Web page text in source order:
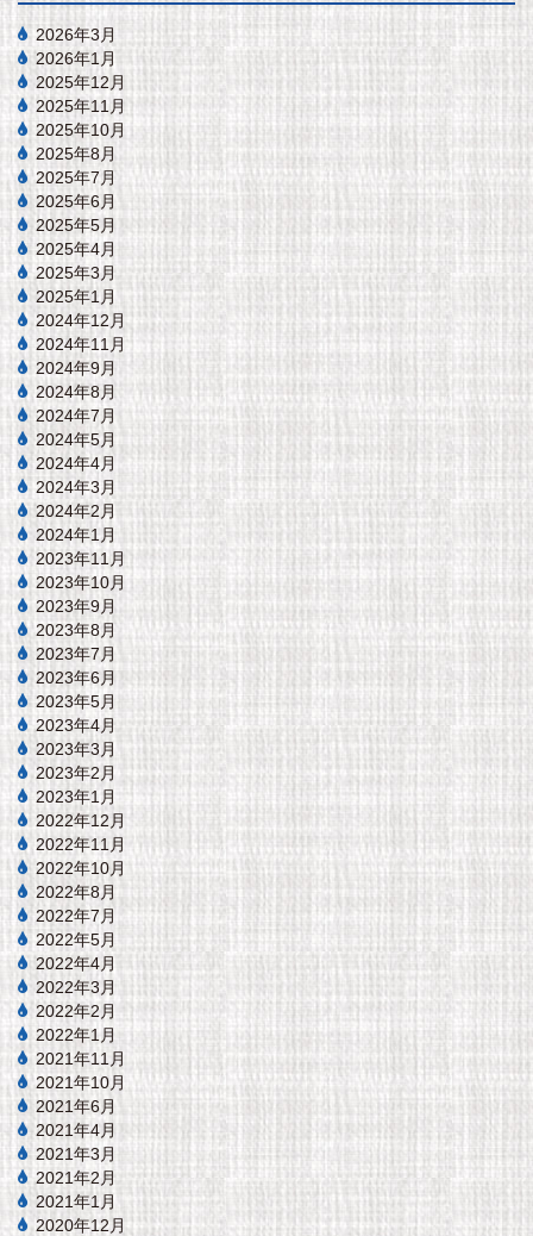
2026年3月
2026年1月
2025年12月
2025年11月
2025年10月
2025年8月
2025年7月
2025年6月
2025年5月
2025年4月
2025年3月
2025年1月
2024年12月
2024年11月
2024年9月
2024年8月
2024年7月
2024年5月
2024年4月
2024年3月
2024年2月
2024年1月
2023年11月
2023年10月
2023年9月
2023年8月
2023年7月
2023年6月
2023年5月
2023年4月
2023年3月
2023年2月
2023年1月
2022年12月
2022年11月
2022年10月
2022年8月
2022年7月
2022年5月
2022年4月
2022年3月
2022年2月
2022年1月
2021年11月
2021年10月
2021年6月
2021年4月
2021年3月
2021年2月
2021年1月
2020年12月